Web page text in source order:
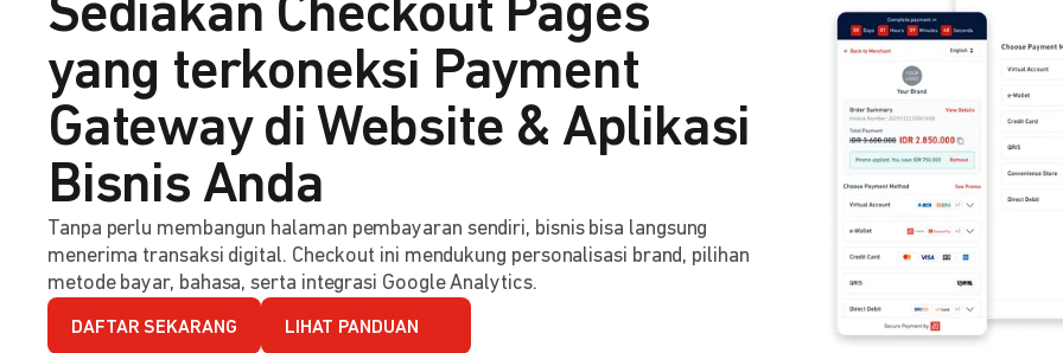
Sediakan Checkout Pages
yang terkoneksi Payment
Gateway di Website & Aplikasi
Bisnis Anda
Tanpa perlu membangun halaman pembayaran sendiri, bisnis bisa langsung
menerima transaksi digital. Checkout ini mendukung personalisasi brand, pilihan
metode bayar, bahasa, serta integrasi Google Analytics.
DAFTAR SEKARANG LIHAT PANDUAN